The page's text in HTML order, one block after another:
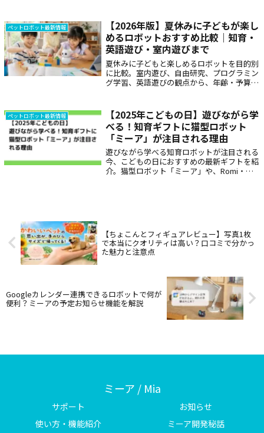
ニングコストの落とし穴」と、あなたの予算
に最適なパートナーの選び方を詳しく解説し
ます。
ペットロボット最新情報
【2026年版】夏休みに子どもが楽し
めるロボットおすすめ比較｜知育・
英語遊び・室内遊びまで
夏休みに子どもと楽しめるロボットを目的別
に比較。室内遊び、自由研究、プログラミン
グ学習、英語遊びの観点から、年齢・予算・
方、失敗しない選び方、購入前チェック、自
由研究テーマ例、暑い日の過ごし方までわか
りやすく紹介します。
ペットロボット最新情報
【2025年こどもの日】遊びながら学
べる！知育ギフトに猫型ロボット
「ミーア」が注目される理由
遊びながら学べる知育ロボットが注目される
今、こどもの日におすすめの最新ギフトを紹
介。猫型ロボット「ミーア」や、Romi・
【ちょこんとフィギュアレビュー】写真1枚
で本当にクオリティは高い？口コミで分かっ
た魅力と注意点
Googleカレンダー連携できるロボットで何が
便利？ミーアの予定お知らせ機能を解説
ミーア / Mia
サポート
お知らせ
使い方・機能紹介
ミーア開発秘話